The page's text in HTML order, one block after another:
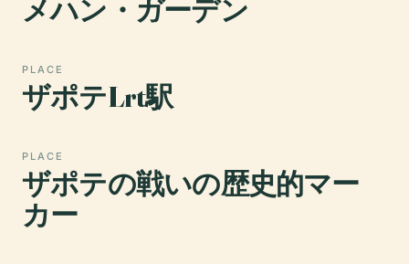
メハン・ガーデン
PLACE
ザポテLrt駅
PLACE
ザポテの戦いの歴史的マー
カー